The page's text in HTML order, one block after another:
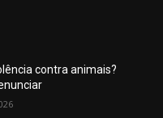
contra animais?